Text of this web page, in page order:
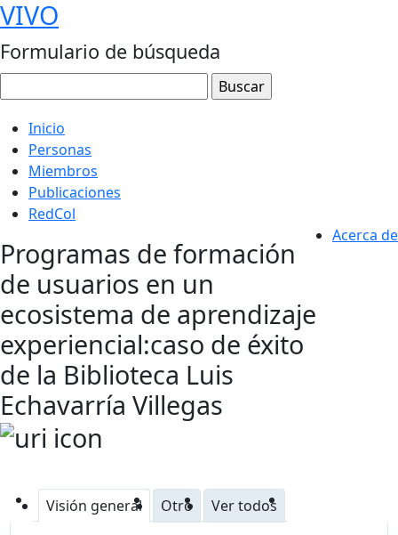
VIVO
Formulario de búsqueda
Inicio
Personas
Miembros
Publicaciones
RedCol
Acerca de
Programas de formación
de usuarios en un
ecosistema de aprendizaje
experiencial:caso de éxito
de la Biblioteca Luis
Echavarría Villegas
Visión general Otro Ver todos